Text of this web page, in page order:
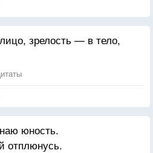
юбки
зрелость — в тело,
юность.
отплюнусь.